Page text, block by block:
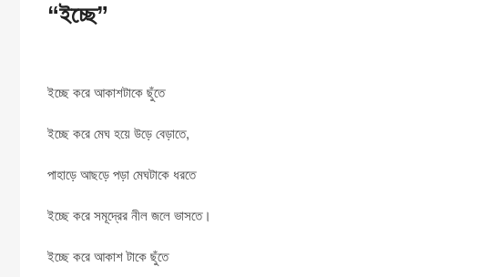
“ইচ্ছে”
ইচ্ছে করে আকাশটাকে ছুঁতে
ইচ্ছে করে মেঘ হয়ে উড়ে বেড়াতে,
পাহাড়ে আছড়ে পড়া মেঘটাকে ধরতে
ইচ্ছে করে সমূদ্রের নীল জলে ভাসতে।
ইচ্ছে করে আকাশ টাকে ছুঁতে